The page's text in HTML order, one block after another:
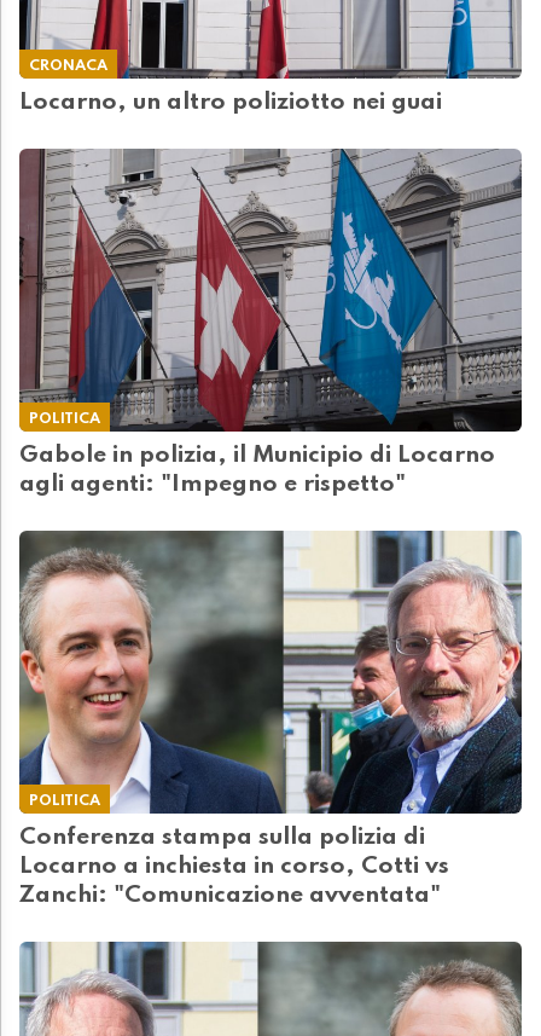
CRONACA
Locarno, un altro poliziotto nei guai
POLITICA
Gabole in polizia, il Municipio di Locarno
agli agenti: "Impegno e rispetto"
POLITICA
Conferenza stampa sulla polizia di
Locarno a inchiesta in corso, Cotti vs
Zanchi: "Comunicazione avventata"